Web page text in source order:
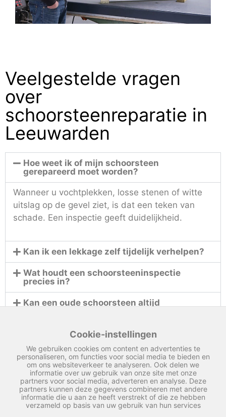
Veelgestelde vragen
over
schoorsteenreparatie in
Leeuwarden
Hoe weet ik of mijn schoorsteen
gerepareerd moet worden?
Wanneer u vochtplekken, losse stenen of witte
uitslag op de gevel ziet, is dat een teken van
schade. Een inspectie geeft duidelijkheid.
Kan ik een lekkage zelf tijdelijk verhelpen?
Wat houdt een schoorsteeninspectie
precies in?
Kan een oude schoorsteen altijd
Plaatsen jullie ook nieuwe
schoorsteenkappen?
Cookie-instellingen
We gebruiken cookies om content en advertenties te
personaliseren, om functies voor social media te bieden en
om ons websiteverkeer te analyseren. Ook delen we
informatie over uw gebruik van onze site met onze
partners voor social media, adverteren en analyse. Deze
partners kunnen deze gegevens combineren met andere
informatie die u aan ze heeft verstrekt of die ze hebben
verzameld op basis van uw gebruik van hun services